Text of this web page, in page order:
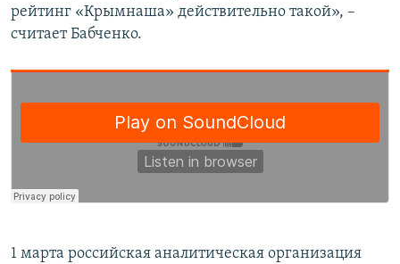
рейтинг «Крымнаша» действительно такой», –
считает Бабченко.
1 марта российская аналитическая организация